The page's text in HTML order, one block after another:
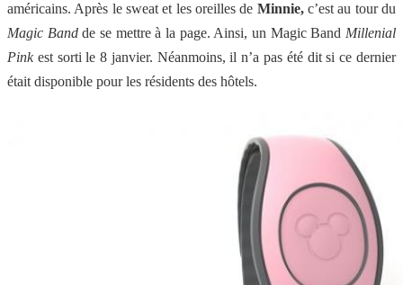
américains. Après le sweat et les oreilles de Minnie,c’est au tour du
Magic Bandde se mettre à la page. Ainsi, un Magic Band Millenial
Pinkest sorti le 8 janvier. Néanmoins, il n’a pas été dit si ce dernier
était disponible pour les résidents des hôtels.